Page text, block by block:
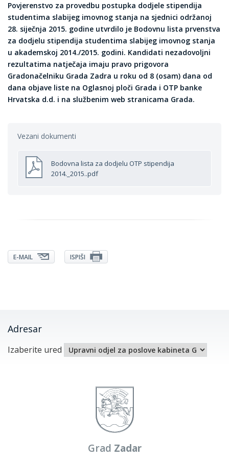
Povjerenstvo za provedbu postupka dodjele stipendija
studentima slabijeg imovnog stanja na sjednici održanoj
28. siječnja 2015. godine utvrdilo je Bodovnu lista prvenstva
za dodjelu stipendija studentima slabijeg imovnog stanja
u akademskoj 2014./2015. godini. Kandidati nezadovoljni
rezultatima natječaja imaju pravo prigovora
Gradonačelniku Grada Zadra u roku od 8 (osam) dana od
dana objave liste na Oglasnoj ploči Grada i OTP banke
Hrvatska d.d. i na službenim web stranicama Grada.
Vezani dokumenti
Bodovna lista za dodjelu OTP stipendija
2014._2015..pdf
E-MAIL ISPIŠI
Adresar
Izaberite ured
Grad Zadar